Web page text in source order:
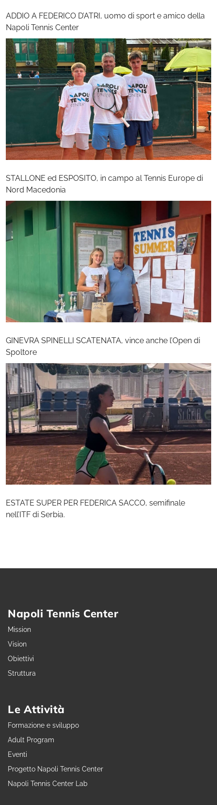
ADDIO A FEDERICO D’ATRI, uomo di sport e amico della
Napoli Tennis Center
STALLONE ed ESPOSITO, in campo al Tennis Europe di
Nord Macedonia
GINEVRA SPINELLI SCATENATA, vince anche l’Open di
Spoltore
ESTATE SUPER PER FEDERICA SACCO, semifinale
nell’ITF di Serbia.
Napoli Tennis Center
Mission
Vision
Obiettivi
Struttura
Le Attività
Formazione e sviluppo
Adult Program
Eventi
Progetto Napoli Tennis Center
Napoli Tennis Center Lab